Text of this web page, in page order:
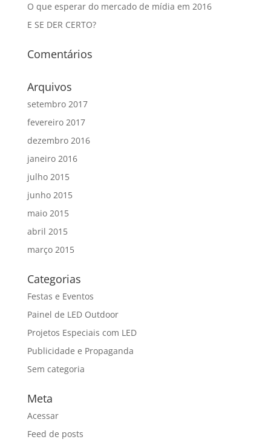
O que esperar do mercado de mídia em 2016
E SE DER CERTO?
Comentários
Arquivos
setembro 2017
fevereiro 2017
dezembro 2016
janeiro 2016
julho 2015
junho 2015
maio 2015
abril 2015
março 2015
Categorias
Festas e Eventos
Painel de LED Outdoor
Projetos Especiais com LED
Publicidade e Propaganda
Sem categoria
Meta
Acessar
Feed de posts